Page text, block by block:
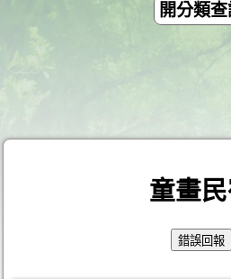
開分類查
童畫